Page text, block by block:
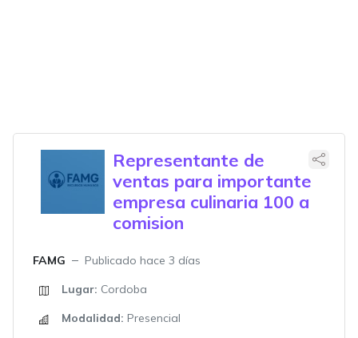
Representante de
ventas para importante
empresa culinaria 100 a
comision
FAMG
Publicado hace 3 días
Lugar: Cordoba
Modalidad: Presencial